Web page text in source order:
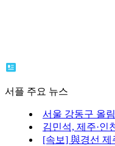
서플 주요 뉴스
서울 강동구 올
김민석, 제주·인
[속보] 與경선 제